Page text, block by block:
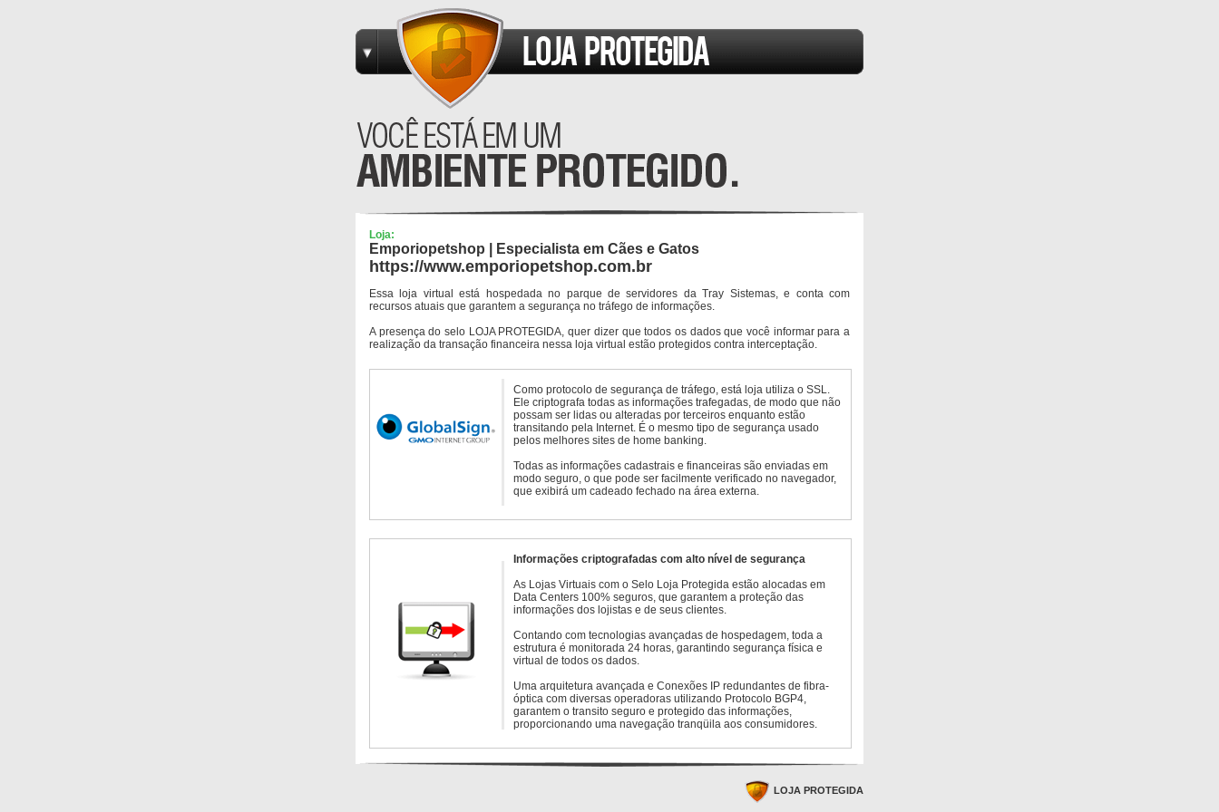
Loja:
Emporiopetshop | Especialista em Cães e Gatos
https://www.emporiopetshop.com.br
Essa loja virtual está hospedada no parque de servidores da Tray Sistemas, e conta com
recursos atuais que garantem a segurança no tráfego de informações.
A presença do selo LOJA PROTEGIDA, quer dizer que todos os dados que você informar para a
realização da transação financeira nessa loja virtual estão protegidos contra interceptação.
Como protocolo de segurança de tráfego, está loja utiliza o SSL.
Ele criptografa todas as informações trafegadas, de modo que não
possam ser lidas ou alteradas por terceiros enquanto estão
transitando pela Internet. É o mesmo tipo de segurança usado
pelos melhores sites de home banking.
Todas as informações cadastrais e financeiras são enviadas em
modo seguro, o que pode ser facilmente verificado no navegador,
que exibirá um cadeado fechado na área externa.
Informações criptografadas com alto nível de segurança
As Lojas Virtuais com o Selo Loja Protegida estão alocadas em
Data Centers 100% seguros, que garantem a proteção das
informações dos lojistas e de seus clientes.
Contando com tecnologias avançadas de hospedagem, toda a
estrutura é monitorada 24 horas, garantindo segurança física e
virtual de todos os dados.
Uma arquitetura avançada e Conexões IP redundantes de fibra-
óptica com diversas operadoras utilizando Protocolo BGP4,
garantem o transito seguro e protegido das informações,
proporcionando uma navegação tranqüila aos consumidores.
LOJA PROTEGIDA